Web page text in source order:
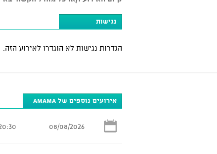
נגישות
הגדרות נגישות לא הוגדרו לאירוע הזה.
אירועים נוספים של AMAMA
08/08/2026